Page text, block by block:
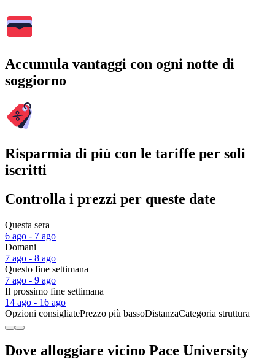
Accumula vantaggi con ogni notte di
soggiorno
Risparmia di più con le tariffe per soli
iscritti
Controlla i prezzi per queste date
Questa sera
6 ago - 7 ago
Domani
7 ago - 8 ago
Questo fine settimana
7 ago - 9 ago
Il prossimo fine settimana
14 ago - 16 ago
Opzioni consigliatePrezzo più bassoDistanzaCategoria struttura
Dove alloggiare vicino Pace University